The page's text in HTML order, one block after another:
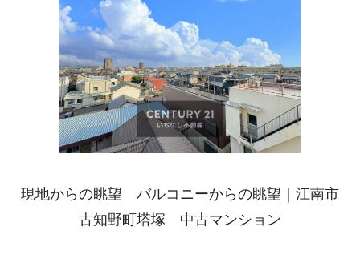
現地からの眺望 バルコニーからの眺望｜江南市
古知野町塔塚 中古マンション